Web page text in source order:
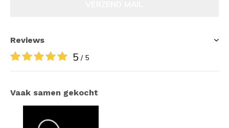
Reviews
5 / 5
Vaak samen gekocht